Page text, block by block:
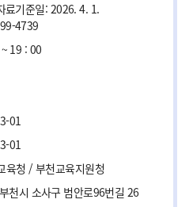
료기준일: 2026. 4. 1.
4739
19 : 00
01
01
육청 / 부천교육지원청
천시 소사구 범안로96번길 26